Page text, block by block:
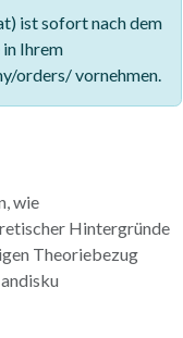
ist sofort nach dem
Ihrem
orders/ vornehmen.
wie
Hintergründe
Theoriebezug